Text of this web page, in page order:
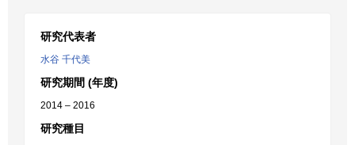
研究代表者
水谷 千代美
研究期間 (年度)
2014 – 2016
研究種目